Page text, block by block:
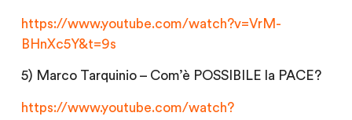
https://www.youtube.com/watch?v=VrM-
BHnXc5Y&t=9s
5) Marco Tarquinio – Com’è POSSIBILE la PACE?
https://www.youtube.com/watch?